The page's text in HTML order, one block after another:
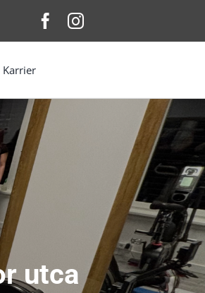
Karrier
utca